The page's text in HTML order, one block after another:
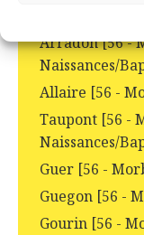
Auray [56 -
Arradon [56 -
Naissances/
Allaire [56 -
Taupont [56 -
Naissances/
Guer [56 -
Guegon [56 -
Gourin [56 -